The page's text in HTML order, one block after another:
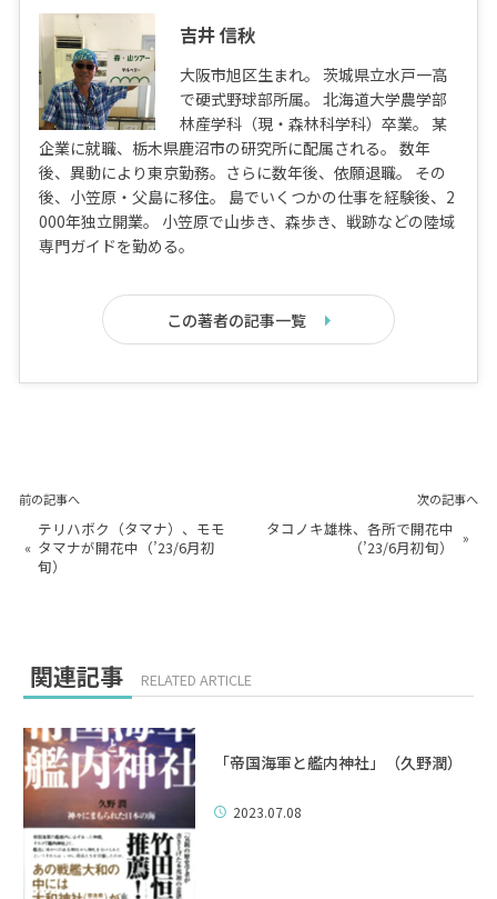
吉井 信秋
大阪市旭区生まれ。 茨城県立水戸一高
で硬式野球部所属。 北海道大学農学部
林産学科（現・森林科学科）卒業。 某
企業に就職、栃木県鹿沼市の研究所に配属される。 数年
後、異動により東京勤務。さらに数年後、依願退職。 その
後、小笠原・父島に移住。 島でいくつかの仕事を経験後、2
000年独立開業。 小笠原で山歩き、森歩き、戦跡などの陸域
専門ガイドを勤める。
この著者の記事一覧
前の記事へ
«
テリハボク（タマナ）、モモ
タマナが開花中（’23/6月初
旬）
次の記事へ
タコノキ雄株、各所で開花中
（’23/6月初旬）
»
関連記事 RELATED ARTICLE
「帝国海軍と艦内神社」（久野潤）
2023.07.08